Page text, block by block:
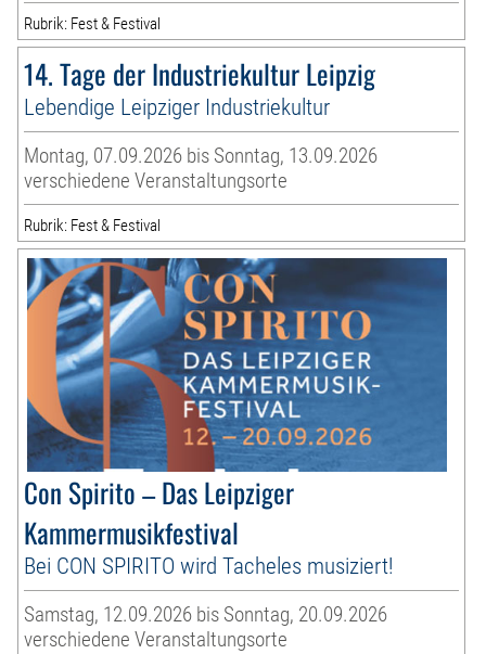
Rubrik: Fest & Festival
14. Tage der Industriekultur Leipzig
Lebendige Leipziger Industriekultur
Montag, 07.09.2026 bis Sonntag, 13.09.2026
verschiedene Veranstaltungsorte
Rubrik: Fest & Festival
Con Spirito – Das Leipziger
Kammermusikfestival
Bei CON SPIRITO wird Tacheles musiziert!
Samstag, 12.09.2026 bis Sonntag, 20.09.2026
verschiedene Veranstaltungsorte